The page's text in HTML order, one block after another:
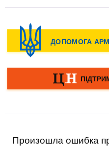
Произошла ошибка